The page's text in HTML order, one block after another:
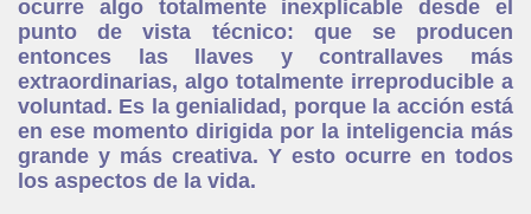
ocurre algo totalmente inexplicable desde el
punto de vista técnico: que se producen
entonces las llaves y contrallaves más
extraordinarias, algo totalmente irreproducible a
voluntad. Es la genialidad, porque la acción está
en ese momento dirigida por la inteligencia más
grande y más creativa. Y esto ocurre en todos
los aspectos de la vida.